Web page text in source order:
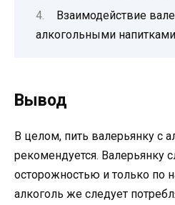
Взаимодействие
алкогольными напитками
Вывод
В целом, пить валерьянку с
рекомендуется. Валерьянку
осторожностью и только по
алкоголь же следует